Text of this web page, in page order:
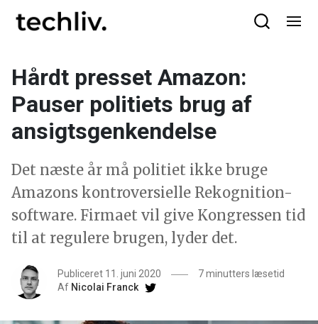
Hårdt presset Amazon:
Pauser politiets brug af
ansigtsgenkendelse
Det næste år må politiet ikke bruge
Amazons kontroversielle Rekognition-
software. Firmaet vil give Kongressen tid
til at regulere brugen, lyder det.
Publiceret 11. juni 2020
7 minutters læsetid
Af Nicolai Franck